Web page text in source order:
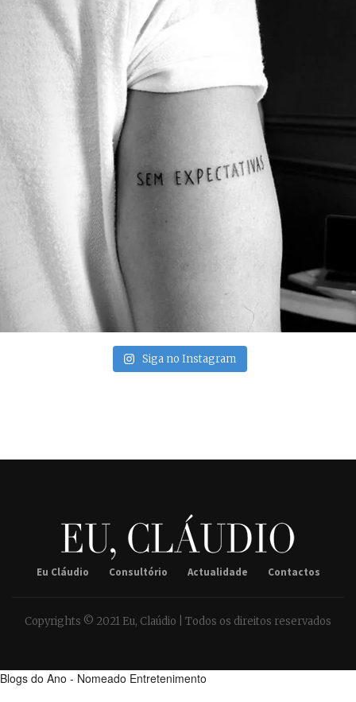
Siga no Instagram
Eu Cláudio Consultório Actualidade Contactos
Copyrights © 2021 Eu, Claúdio | Todos os direitos reservados
Blogs do Ano - Nomeado Entretenimento